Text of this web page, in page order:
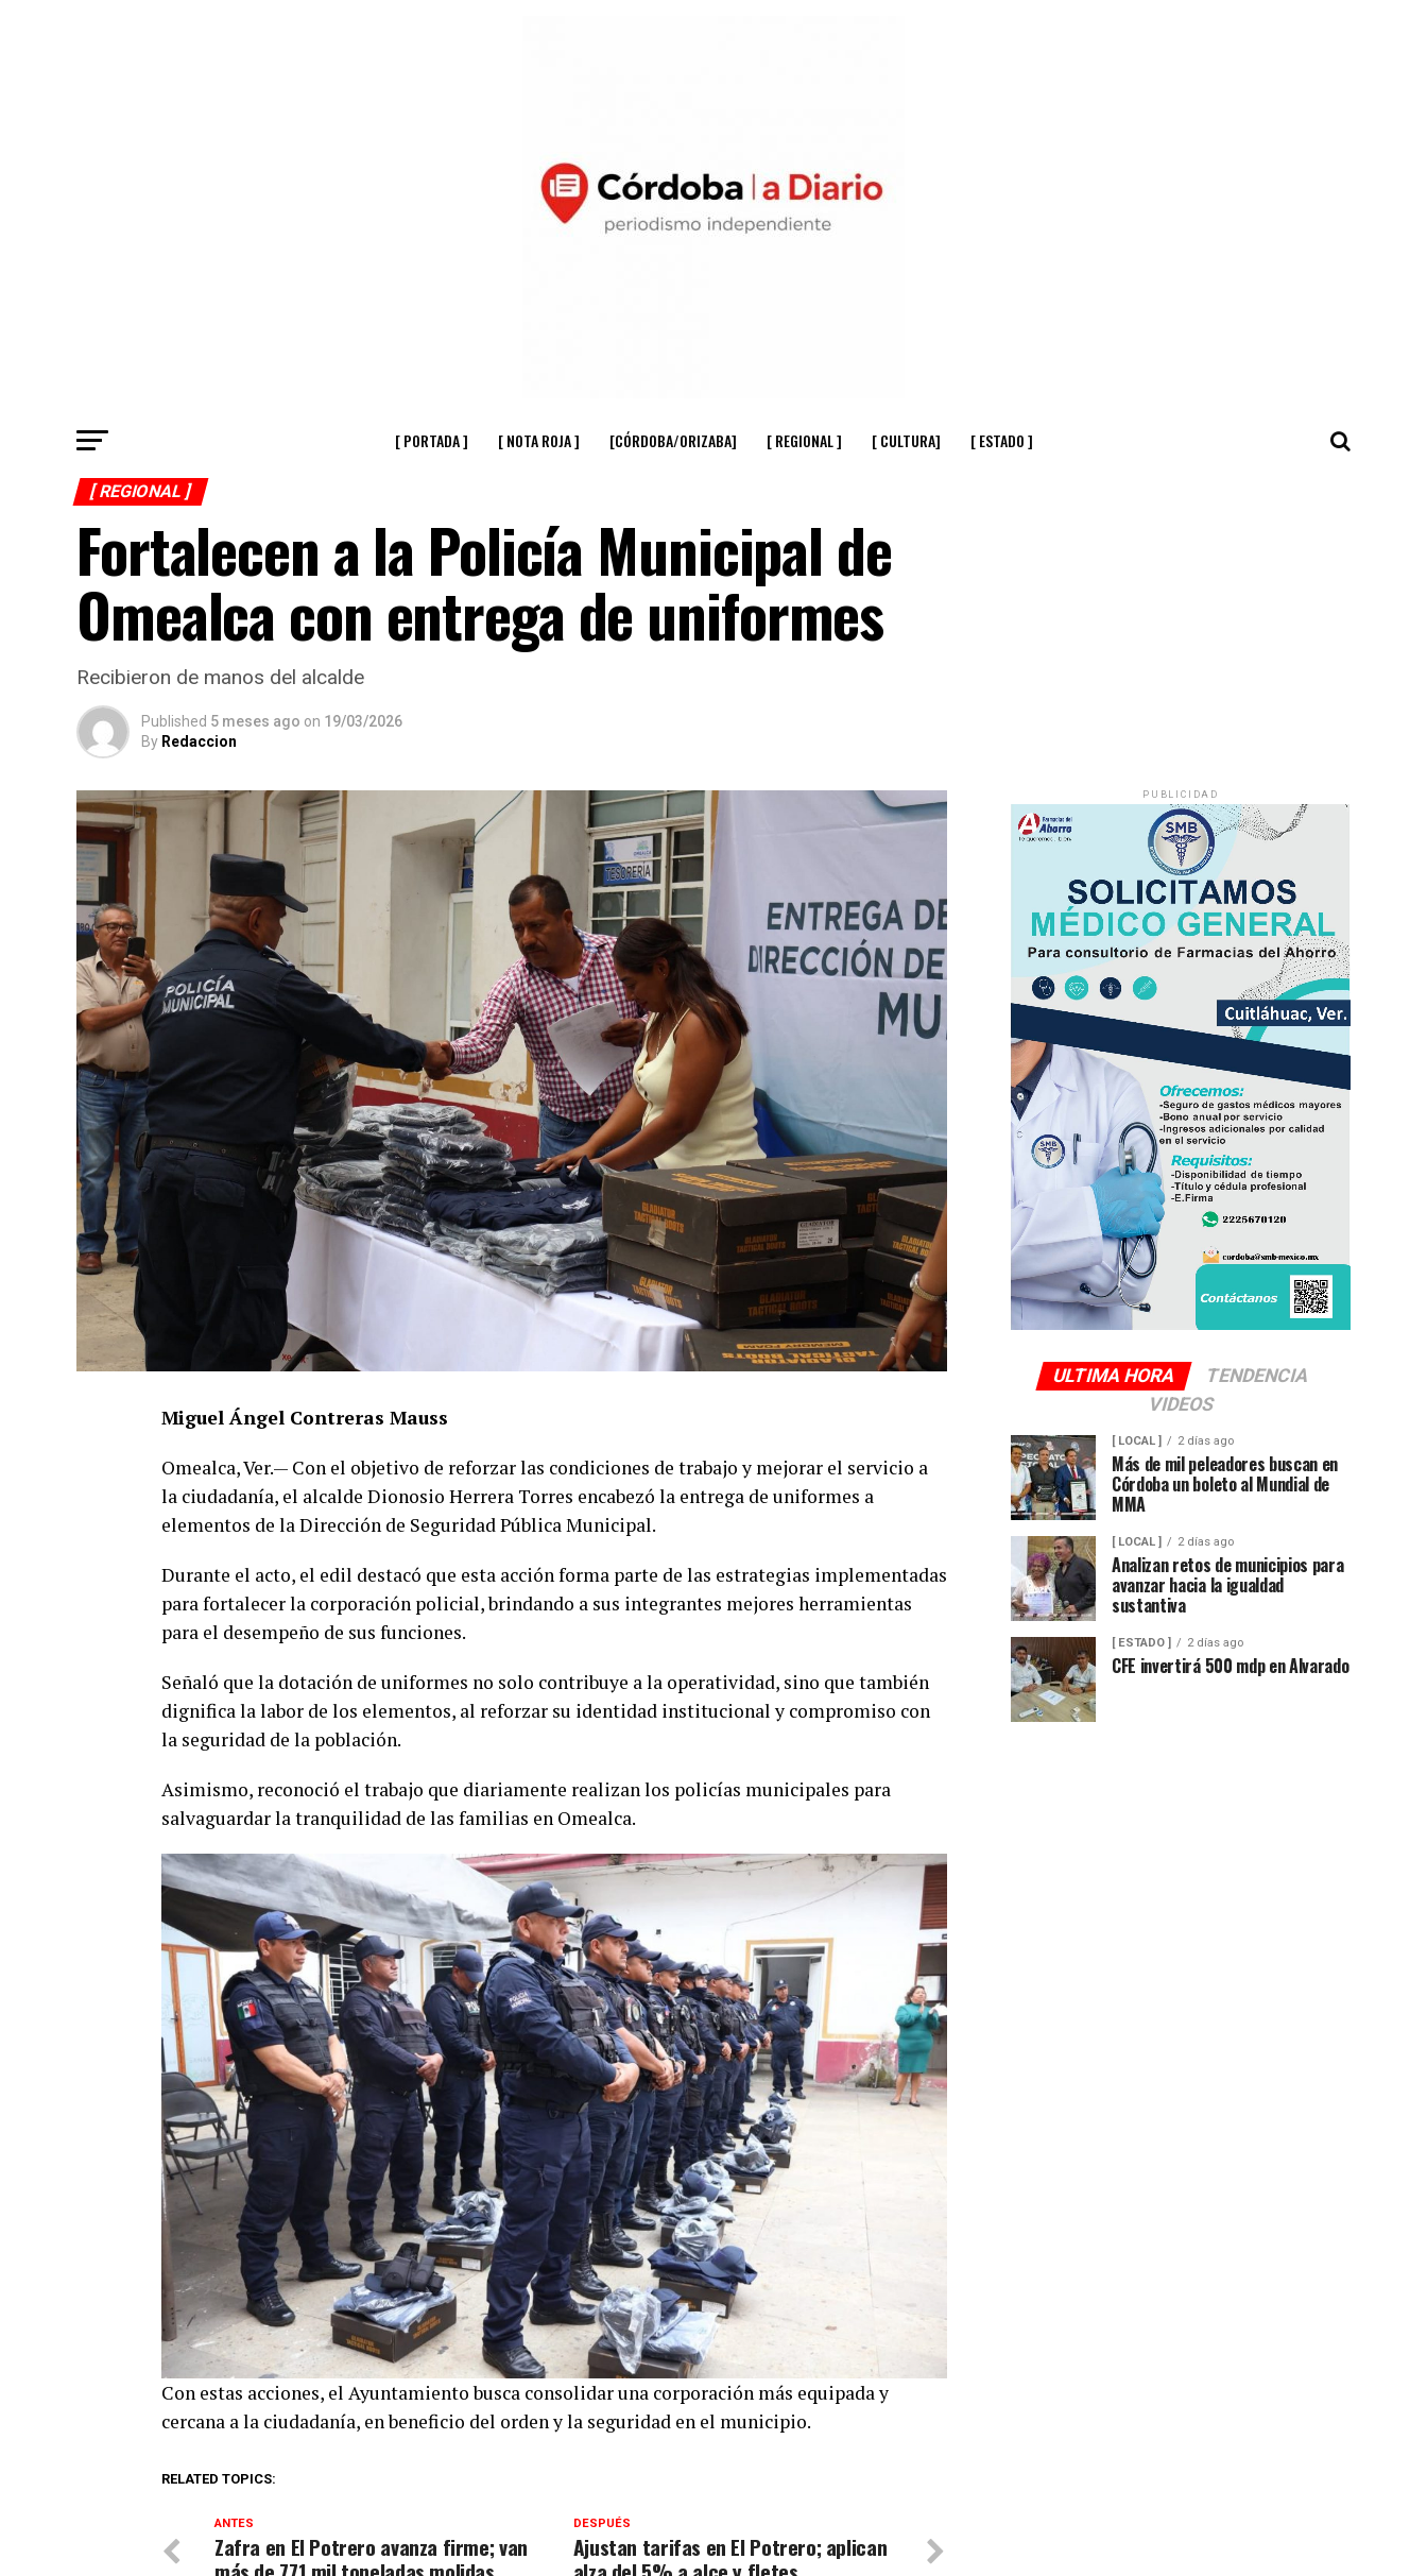
[ PORTADA ] [ NOTA ROJA ] [CÓRDOBA/ORIZABA] [ REGIONAL ] [ CULTURA] [ ESTADO ]
[ REGIONAL ]
Fortalecen a la Policía Municipal de
Omealca con entrega de uniformes
Recibieron de manos del alcalde
Published 5 meses ago on 19/03/2026
By Redaccion
Miguel Ángel Contreras Mauss
Omealca, Ver.— Con el objetivo de reforzar las condiciones de trabajo y mejorar el servicio a
la ciudadanía, el alcalde Dionosio Herrera Torres encabezó la entrega de uniformes a
elementos de la Dirección de Seguridad Pública Municipal.
Durante el acto, el edil destacó que esta acción forma parte de las estrategias implementadas
para fortalecer la corporación policial, brindando a sus integrantes mejores herramientas
para el desempeño de sus funciones.
Señaló que la dotación de uniformes no solo contribuye a la operatividad, sino que también
dignifica la labor de los elementos, al reforzar su identidad institucional y compromiso con
la seguridad de la población.
Asimismo, reconoció el trabajo que diariamente realizan los policías municipales para
salvaguardar la tranquilidad de las familias en Omealca.
Con estas acciones, el Ayuntamiento busca consolidar una corporación más equipada y
cercana a la ciudadanía, en beneficio del orden y la seguridad en el municipio.
RELATED TOPICS:
DESPUÉS
Ajustan tarifas en El Potrero; aplican
ANTES
Zafra en El Potrero avanza firme; van
PUBLICIDAD
ULTIMA HORA
TENDENCIA
VIDEOS
[ LOCAL ] 2 días ago
Más de mil peleadores buscan en
Córdoba un boleto al Mundial de
MMA
[ LOCAL ] 2 días ago
Analizan retos de municipios para
avanzar hacia la igualdad
sustantiva
[ ESTADO ] 2 días ago
CFE invertirá 500 mdp en Alvarado